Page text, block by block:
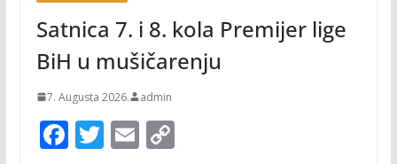
Satnica 7. i 8. kola Premijer lige
BiH u mušičarenju
7. Augusta 2026. admin
F T E C